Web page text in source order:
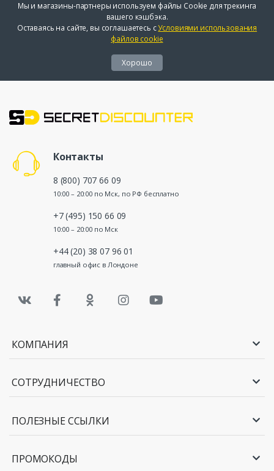
Мы и магазины-партнеры используем файлы Cookie для трекинга
вашего кэшбэка.
Оставаясь на сайте, вы соглашаетесь сУсловиями использования
файлов cookie
Хорошо
Контакты
8 (800) 707 66 09
10:00 – 20:00 по Мск, по РФ бесплатно
+7 (495) 150 66 09
10:00 – 20:00 по Мск
+44 (20) 38 07 96 01
главный офис в Лондоне
КОМПАНИЯ
СОТРУДНИЧЕСТВО
ПОЛЕЗНЫЕ ССЫЛКИ
ПРОМОКОДЫ